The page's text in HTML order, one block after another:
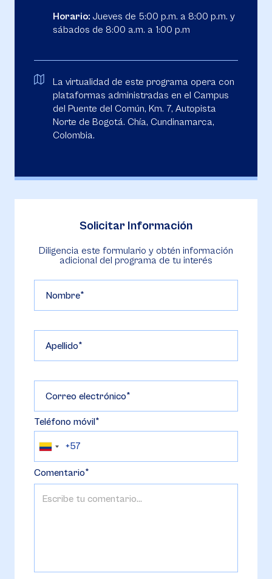
Horario: Jueves de 5:00 p.m. a 8:00 p.m. y
sábados de 8:00 a.m. a 1:00 p.m
La virtualidad de este programa opera con
plataformas administradas en el Campus
del Puente del Común, Km. 7, Autopista
Norte de Bogotá. Chía, Cundinamarca,
Colombia.
Solicitar Información
Diligencia este formulario y obtén información
adicional del programa de tu interés
Nombre
Apellido
Correo electrónico
Teléfono móvil
Comentario